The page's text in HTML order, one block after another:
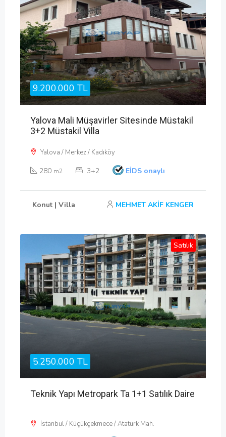
9.200.000 TL
Yalova Mali Müşavirler Sitesinde Müstakil
3+2 Müstakil Villa
Yalova / Merkez / Kadıköy
280 m2 3+2 EİDS onaylı
Konut | Villa MEHMET AKİF KENGER
Satılık
5.250.000 TL
Teknik Yapı Metropark Ta 1+1 Satılık Daire
İstanbul / Küçükçekmece / Atatürk Mah.